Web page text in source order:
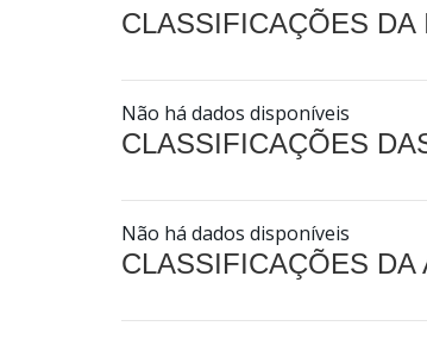
CLASSIFICAÇÕES DA
Não há dados disponíveis
CLASSIFICAÇÕES
Não há dados disponíveis
CLASSIFICAÇÕES DA